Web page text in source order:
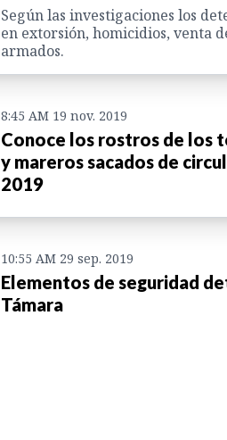
Según las investigaciones los
en extorsión, homicidios, venta
armados.
8:45 AM 19 nov. 2019
Conoce los rostros de los
y mareros sacados de
2019
10:55 AM 29 sep. 2019
Elementos de seguridad
Támara